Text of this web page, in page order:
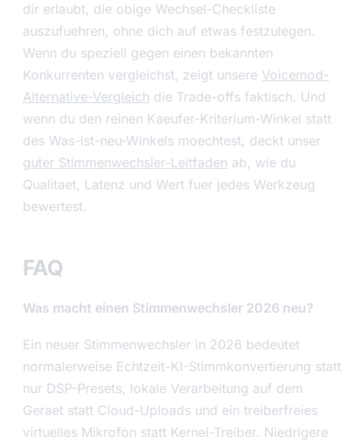
dir erlaubt, die obige Wechsel-Checkliste
auszufuehren, ohne dich auf etwas festzulegen.
Wenn du speziell gegen einen bekannten
Konkurrenten vergleichst, zeigt unsere Voicemod-
Alternative-Vergleich die Trade-offs faktisch. Und
wenn du den reinen Kaeufer-Kriterium-Winkel statt
des Was-ist-neu-Winkels moechtest, deckt unser
guter Stimmenwechsler-Leitfaden ab, wie du
Qualitaet, Latenz und Wert fuer jedes Werkzeug
bewertest.
FAQ
Was macht einen Stimmenwechsler 2026 neu?
Ein neuer Stimmenwechsler in 2026 bedeutet
normalerweise Echtzeit-KI-Stimmkonvertierung statt
nur DSP-Presets, lokale Verarbeitung auf dem
Geraet statt Cloud-Uploads und ein treiberfreies
virtuelles Mikrofon statt Kernel-Treiber. Niedrigere